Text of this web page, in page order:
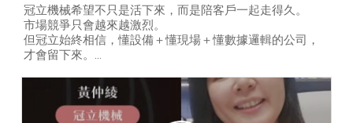
冠立機械希望不只是活下來，而是陪客戶一起走得久。
市場競爭只會越來越激烈。
但冠立始終相信，懂設備＋懂現場＋懂數據邏輯的公司，
才會留下來。